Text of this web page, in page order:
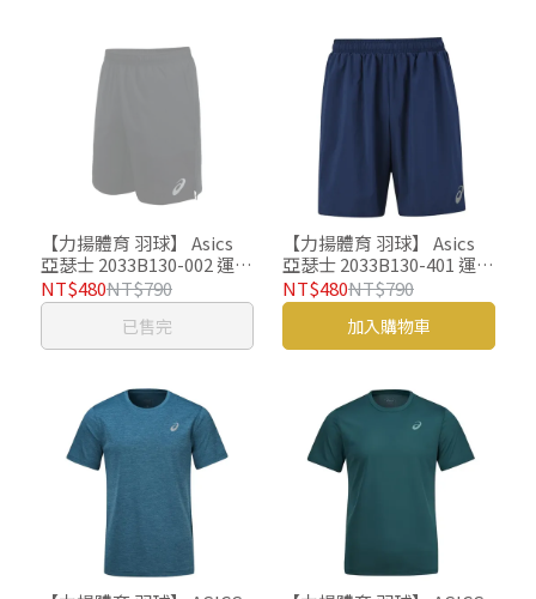
【力揚體育 羽球】 Asics
亞瑟士 2033B130-002 運動
褲 羽球褲 反光設計
NT$480NT$790
已售完
【力揚體育 羽球】 Asics
亞瑟士 2033B130-401 運動
褲 羽球褲 反光設計
NT$480NT$790
加入購物車